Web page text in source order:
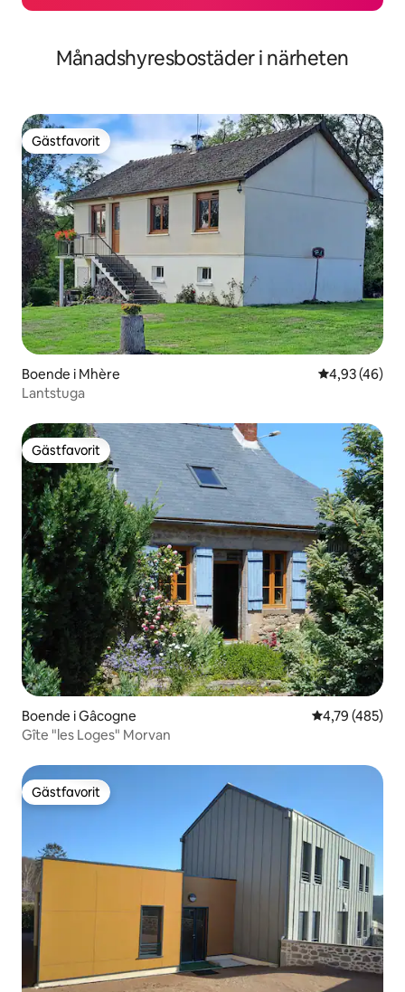
Månadshyresbostäder i närheten
Gästfavorit
Gästfavorit
Boende i Mhère 4,93 av 5 i
4,93 (46)
Lantstuga
Gästfavorit
Gästfavorit
Boende i Gâcogne 4,79 av 5 i
4,79 (485)
Gîte "les Loges" Morvan
Gästfavorit
Gästfavorit